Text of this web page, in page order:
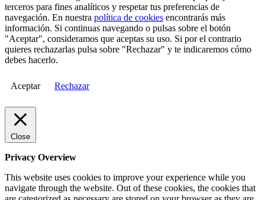
terceros para fines analíticos y respetar tus preferencias de
navegación. En nuestra política de cookies encontrarás más
información. Si continuas navegando o pulsas sobre el botón
"Aceptar", consideramos que aceptas su uso. Si por el contrario
quieres rechazarlas pulsa sobre "Rechazar" y te indicaremos cómo
debes hacerlo.
Aceptar Rechazar
Close
Privacy Overview
This website uses cookies to improve your experience while you
navigate through the website. Out of these cookies, the cookies that